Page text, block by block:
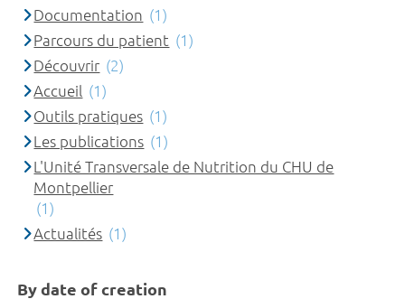
Documentation (1)
Parcours du patient (1)
Découvrir (2)
Accueil (1)
Outils pratiques (1)
Les publications (1)
L'Unité Transversale de Nutrition du CHU de
Montpellier
(1)
Actualités (1)
By date of creation